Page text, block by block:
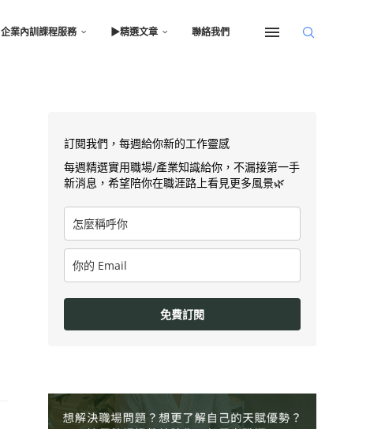
企業內訓課程服務 ▶︎精選文章 聯絡我們
訂閱我們，每週給你新的工作靈感
每週精選實用職場/產業知識給你，不漏接第一手
新消息，希望陪你在職涯路上看見更多風景🌿
免費訂閱